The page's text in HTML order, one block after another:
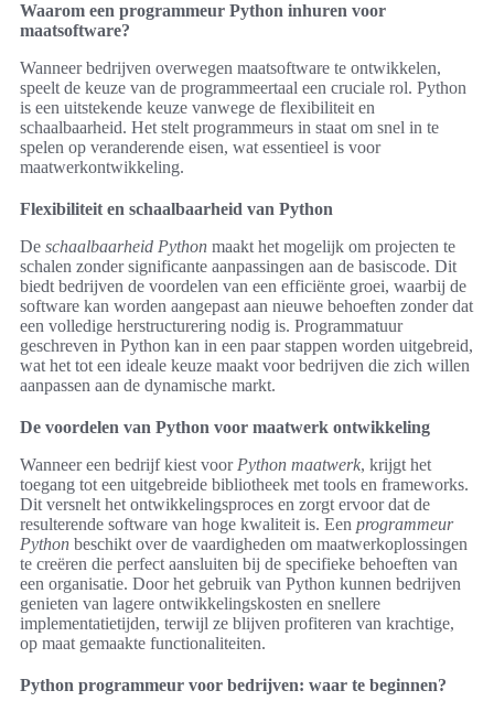
Waarom een programmeur Python inhuren voor
maatsoftware?
Wanneer bedrijven overwegen maatsoftware te ontwikkelen,
speelt de keuze van de programmeertaal een cruciale rol. Python
is een uitstekende keuze vanwege de flexibiliteit en
schaalbaarheid. Het stelt programmeurs in staat om snel in te
spelen op veranderende eisen, wat essentieel is voor
maatwerkontwikkeling.
Flexibiliteit en schaalbaarheid van Python
De schaalbaarheid Python maakt het mogelijk om projecten te
schalen zonder significante aanpassingen aan de basiscode. Dit
biedt bedrijven de voordelen van een efficiënte groei, waarbij de
software kan worden aangepast aan nieuwe behoeften zonder dat
een volledige herstructurering nodig is. Programmatuur
geschreven in Python kan in een paar stappen worden uitgebreid,
wat het tot een ideale keuze maakt voor bedrijven die zich willen
aanpassen aan de dynamische markt.
De voordelen van Python voor maatwerk ontwikkeling
Wanneer een bedrijf kiest voor Python maatwerk, krijgt het
toegang tot een uitgebreide bibliotheek met tools en frameworks.
Dit versnelt het ontwikkelingsproces en zorgt ervoor dat de
resulterende software van hoge kwaliteit is. Een programmeur
Python beschikt over de vaardigheden om maatwerkoplossingen
te creëren die perfect aansluiten bij de specifieke behoeften van
een organisatie. Door het gebruik van Python kunnen bedrijven
genieten van lagere ontwikkelingskosten en snellere
implementatietijden, terwijl ze blijven profiteren van krachtige,
op maat gemaakte functionaliteiten.
Python programmeur voor bedrijven: waar te beginnen?